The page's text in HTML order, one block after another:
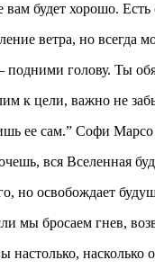
вам будет хорошо.
ветра, но всегда
– подними голову. Ты
к цели, важно не
ее сам.” Софи Марсо
вся Вселенная
но освобождает
мы бросаем гнев,
настолько,